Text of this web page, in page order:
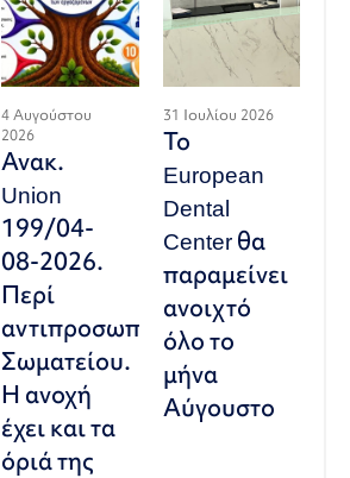
4 Αυγούστου
2026
Ανακ.
Union
199/04-
08-2026.
Περί
αντιπροσωπευτικού
Σωματείου.
Η ανοχή
έχει και τα
όριά της
31 Ιουλίου 2026
Το
European
Dental
Center θα
παραμείνει
ανοιχτό
όλο το
μήνα
Αύγουστο